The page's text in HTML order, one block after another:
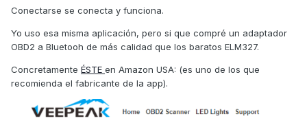
Conectarse se conecta y funciona.
Yo uso esa misma aplicación, pero si que compré un adaptador
OBD2 a Bluetooh de más calidad que los baratos ELM327.
Concretamente ÉSTE en Amazon USA: (es uno de los que
recomienda el fabricante de la app).